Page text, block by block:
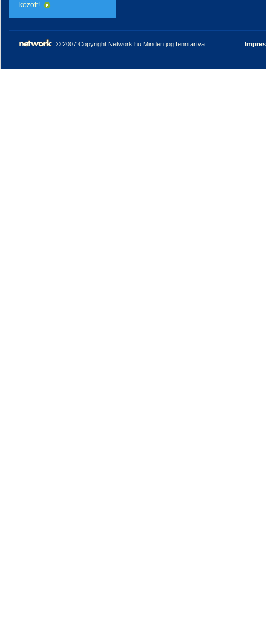
között!
© 2007 Copyright Network.hu Minden jog fenntartva.